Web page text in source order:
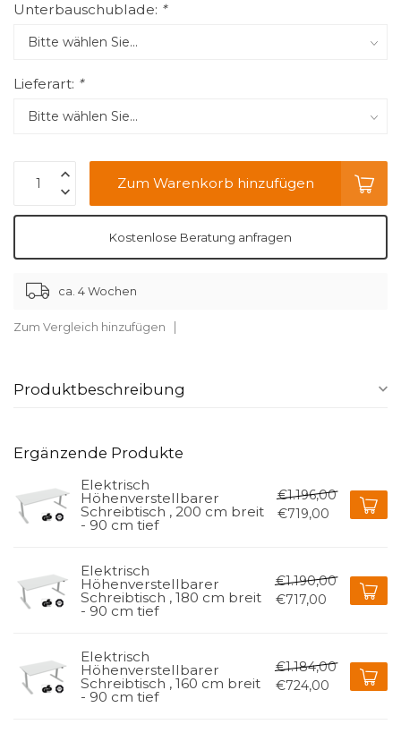
Unterbauschublade: *
Lieferart: *
Zum Warenkorb hinzufügen
Kostenlose Beratung anfragen
ca. 4 Wochen
Zum Vergleich hinzufügen
Produktbeschreibung
Ergänzende Produkte
Elektrisch
Höhenverstellbarer
Schreibtisch , 200 cm breit
- 90 cm tief
€1.196,00
€719,00
Elektrisch
Höhenverstellbarer
Schreibtisch , 180 cm breit
- 90 cm tief
€1.190,00
€717,00
Elektrisch
Höhenverstellbarer
Schreibtisch , 160 cm breit
- 90 cm tief
€1.184,00
€724,00